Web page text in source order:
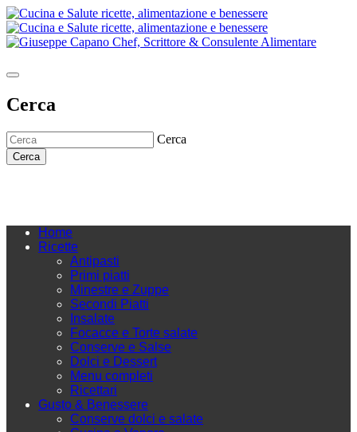
Cerca
Cerca
Cerca
Home
Ricette
Antipasti
Primi piatti
Minestre e Zuppe
Secondi Piatti
Insalate
Focacce e Torte salate
Conserve e Salse
Dolci e Dessert
Menu completi
Ricettari
Gusto & Benessere
Conserve dolci e salate